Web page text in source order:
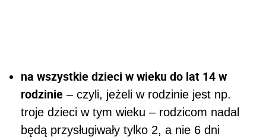
na wszystkie dzieci w wieku do lat 14 w
rodzinie – czyli, jeżeli w rodzinie jest np.
troje dzieci w tym wieku – rodzicom nadal
będą przysługiwały tylko 2, a nie 6 dni